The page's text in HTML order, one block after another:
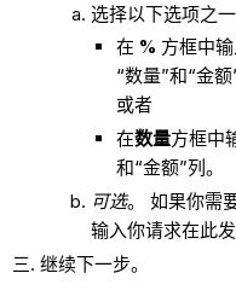
选择以下选项之一
在 % 方框中
“数量”和“金额
或者
在数量方框中
和“金额”列。
可选。 如果你需
输入你请求在此
继续下一步。